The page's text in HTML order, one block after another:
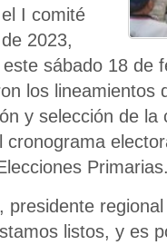
I comité
2023,
sábado 18 de
los lineamientos
y selección de la
cronograma
presidente
listos, y es